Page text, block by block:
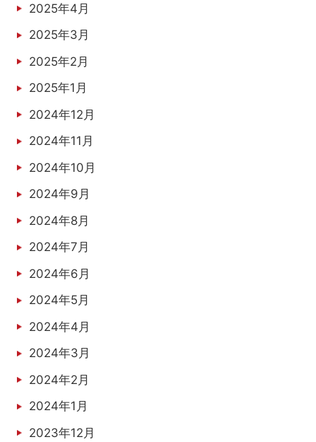
2025年4月
2025年3月
2025年2月
2025年1月
2024年12月
2024年11月
2024年10月
2024年9月
2024年8月
2024年7月
2024年6月
2024年5月
2024年4月
2024年3月
2024年2月
2024年1月
2023年12月